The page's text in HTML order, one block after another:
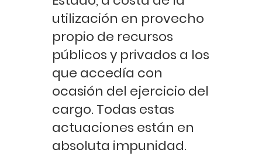
utilización en provecho
propio de recursos
públicos y privados a los
que accedía con
ocasión del ejercicio del
cargo. Todas estas
actuaciones están en
absoluta impunidad.